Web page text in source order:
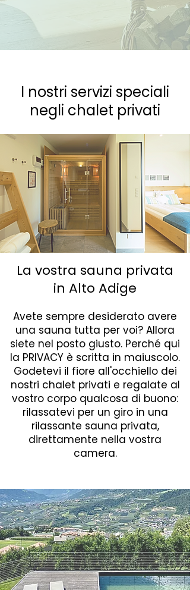
I nostri servizi speciali
negli chalet privati
La vostra sauna privata
in Alto Adige
Avete sempre desiderato avere
una sauna tutta per voi? Allora
siete nel posto giusto. Perché qui
la PRIVACY è scritta in maiuscolo.
Godetevi il fiore all'occhiello dei
nostri chalet privati e regalate al
vostro corpo qualcosa di buono:
rilassatevi per un giro in una
rilassante sauna privata,
direttamente nella vostra
camera.